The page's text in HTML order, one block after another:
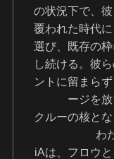
の状況下で、
覆われた時代
選び、既存の
し続ける。彼
ントに留まら
ージを
クルーの核と
わ
iAは、フロウ